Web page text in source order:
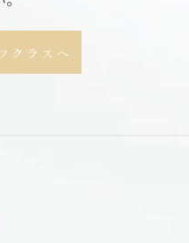
クラスへ